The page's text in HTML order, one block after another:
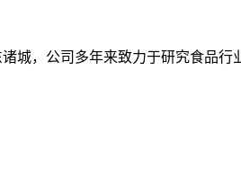
，公司多年来致力于研究食品行